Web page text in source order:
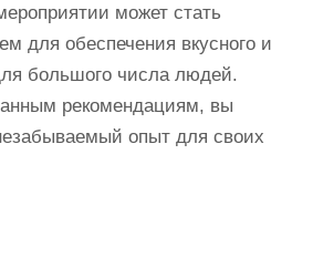
может стать
для обеспечения вкусного и
большого числа людей.
рекомендациям, вы
опыт для своих